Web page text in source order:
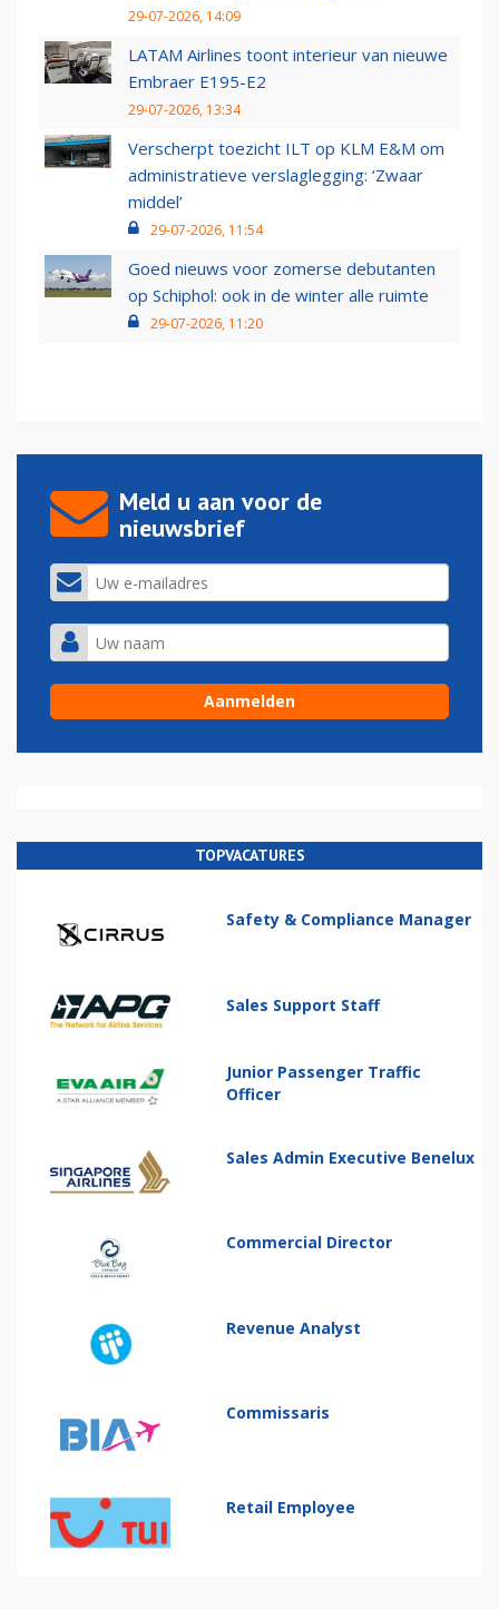
29-07-2026, 14:09
LATAM Airlines toont interieur van nieuwe
Embraer E195-E2
29-07-2026, 13:34
Verscherpt toezicht ILT op KLM E&M om
administratieve verslaglegging: ‘Zwaar
middel’
29-07-2026, 11:54
Goed nieuws voor zomerse debutanten
op Schiphol: ook in de winter alle ruimte
29-07-2026, 11:20
Meld u aan voor de
nieuwsbrief
TOPVACATURES
Safety & Compliance Manager
Sales Support Staff
Junior Passenger Traffic
Officer
Sales Admin Executive Benelux
Commercial Director
Revenue Analyst
Commissaris
Retail Employee